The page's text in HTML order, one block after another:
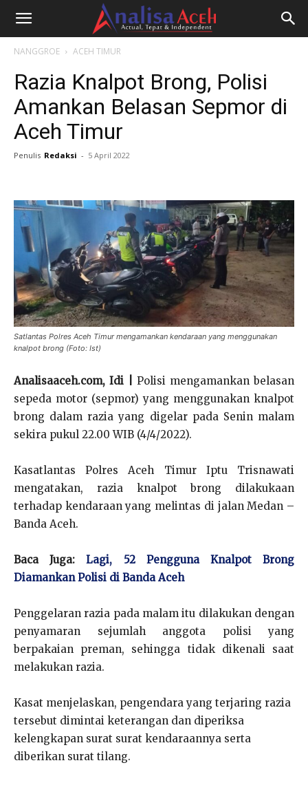
NANGGROE ACEH TIMUR
Razia Knalpot Brong, Polisi
Amankan Belasan Sepmor di
Aceh Timur
Penulis Redaksi - 5 April 2022
Satlantas Polres Aceh Timur mengamankan kendaraan yang menggunakan
knalpot brong (Foto: Ist)
Analisaaceh.com, Idi |
Polisi mengamankan belasan
sepeda motor (sepmor) yang menggunakan knalpot
brong dalam razia yang digelar pada Senin malam
sekira pukul 22.00 WIB (4/4/2022).
Kasatlantas Polres Aceh Timur Iptu Trisnawati
mengatakan, razia knalpot brong dilakukaan
terhadap kendaraan yang melintas di jalan Medan –
Banda Aceh.
Baca Juga:Lagi, 52 Pengguna Knalpot Brong
Diamankan Polisi di Banda Aceh
Penggelaran razia pada malam itu dilakukan dengan
penyamaran sejumlah anggota polisi yang
berpakaian preman, sehingga tidak dikenali saat
melakukan razia.
Kasat menjelaskan, pengendara yang terjaring razia
tersebut dimintai keterangan dan diperiksa
kelengkapan surat surat kendaraannya serta
diberikan surat tilang.